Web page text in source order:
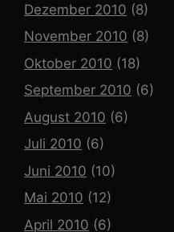
Dezember 2010 (8)
November 2010 (8)
Oktober 2010 (18)
September 2010 (6)
August 2010 (6)
Juli 2010 (6)
Juni 2010 (10)
Mai 2010 (12)
April 2010 (6)